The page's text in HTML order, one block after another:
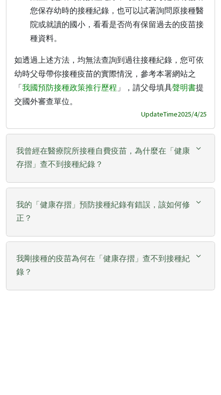
您保存幼時的接種紀錄，也可以試著詢問原接種醫
院或就讀的國小，看看是否尚有保留過去的疫苗接
種資料。
如透過上述方法，均無法查詢到過往接種紀錄，您可依
幼時父母帶你接種疫苗的實際情況，參考本署網站之
「我國預防接種政策推行歷程 」，請父母填具聲明書提
交國外審查單位。
UpdateTime2025/4/25
我曾經在醫療院所接種自費疫苗，為什麼在「健康
存摺」查不到接種紀錄？
我的「健康存摺」預防接種紀錄有錯誤，該如何修
正？
我剛接種的疫苗為何在「健康存摺」查不到接種紀
錄？